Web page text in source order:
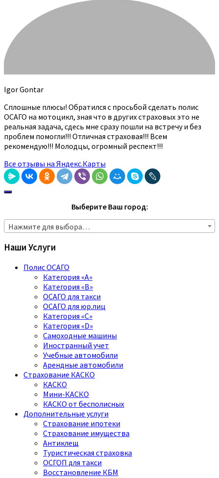
Igor Gontar
Сплошные плюсы! Обратился с просьбой сделать полис
ОСАГО на мотоцикл, зная что в других страховых это не
реальная задача, сдесь мне сразу пошли на встречу и без
проблем помогли!!! Отличная страховая!!! Всем
рекомендую!!! Молодцы, огромный респект!!!
Все отзывы на Яндекс.Карты
Выберите Ваш город:
Нажмите для выбора…
Наши Услуги
Полис ОСАГО
Категория «A»
Категория «B»
ОСАГО для такси
ОСАГО для юр.лиц
Категория «C»
Категория «D»
Самоходные машины
Иностранный учет
Учебные автомобили
Арендные автомобили
Страхование КАСКО
КАСКО
Мини-КАСКО
КАСКО от бесполисных
Дополнительные услуги
Страхование ипотеки
Страхование имущества
Антиклещ
Туристическая страховка
ОСГОП для такси
Восстановление КБМ